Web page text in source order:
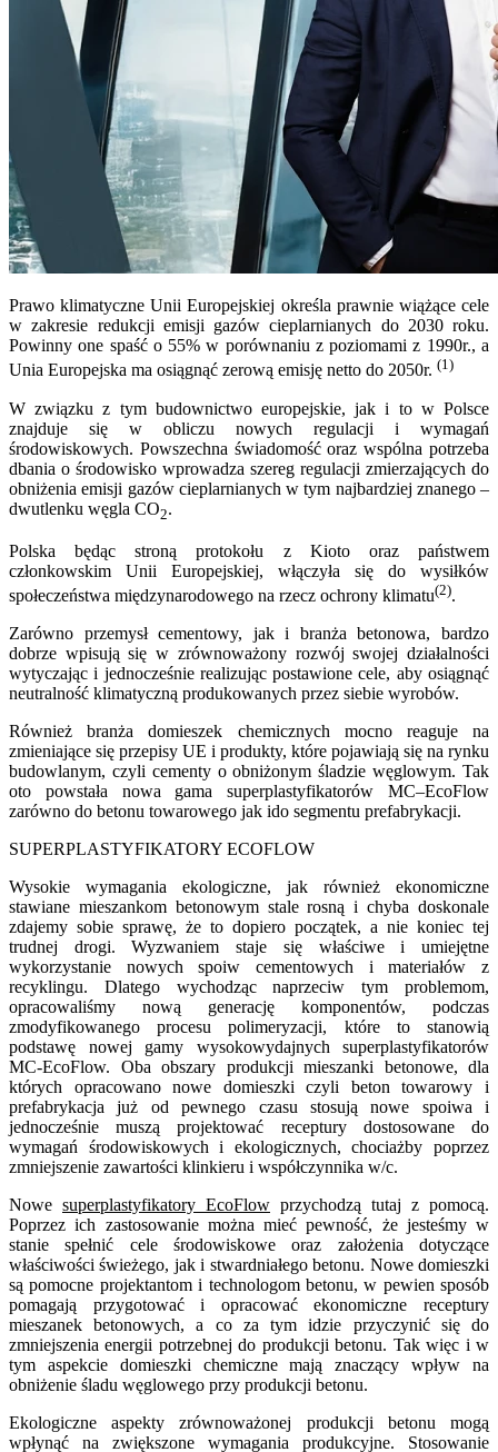
Prawo klimatyczne Unii Europejskiej określa prawnie wiążące cele
w zakresie redukcji emisji gazów cieplarnianych do 2030 roku.
Powinny one spaść o 55% w porównaniu z poziomami z 1990r., a
Unia Europejska ma osiągnąć zerową emisję netto do 2050r. (1)
W związku z tym budownictwo europejskie, jak i to w Polsce
znajduje się w obliczu nowych regulacji i wymagań
środowiskowych. Powszechna świadomość oraz wspólna potrzeba
dbania o środowisko wprowadza szereg regulacji zmierzających do
obniżenia emisji gazów cieplarnianych w tym najbardziej znanego –
dwutlenku węgla CO2.
Polska będąc stroną protokołu z Kioto oraz państwem
członkowskim Unii Europejskiej, włączyła się do wysiłków
społeczeństwa międzynarodowego na rzecz ochrony klimatu(2).
Zarówno przemysł cementowy, jak i branża betonowa, bardzo
dobrze wpisują się w zrównoważony rozwój swojej działalności
wytyczając i jednocześnie realizując postawione cele, aby osiągnąć
neutralność klimatyczną produkowanych przez siebie wyrobów.
Również branża domieszek chemicznych mocno reaguje na
zmieniające się przepisy UE i produkty, które pojawiają się na rynku
budowlanym, czyli cementy o obniżonym śladzie węglowym. Tak
oto powstała nowa gama superplastyfikatorów MC–EcoFlow
zarówno do betonu towarowego jak ido segmentu prefabrykacji.
SUPERPLASTYFIKATORY ECOFLOW
Wysokie wymagania ekologiczne, jak również ekonomiczne
stawiane mieszankom betonowym stale rosną i chyba doskonale
zdajemy sobie sprawę, że to dopiero początek, a nie koniec tej
trudnej drogi. Wyzwaniem staje się właściwe i umiejętne
wykorzystanie nowych spoiw cementowych i materiałów z
recyklingu. Dlatego wychodząc naprzeciw tym problemom,
opracowaliśmy nową generację komponentów, podczas
zmodyfikowanego procesu polimeryzacji, które to stanowią
podstawę nowej gamy wysokowydajnych superplastyfikatorów
MC-EcoFlow. Oba obszary produkcji mieszanki betonowe, dla
których opracowano nowe domieszki czyli beton towarowy i
prefabrykacja już od pewnego czasu stosują nowe spoiwa i
jednocześnie muszą projektować receptury dostosowane do
wymagań środowiskowych i ekologicznych, chociażby poprzez
zmniejszenie zawartości klinkieru i współczynnika w/c.
Nowe superplastyfikatory EcoFlow przychodzą tutaj z pomocą.
Poprzez ich zastosowanie można mieć pewność, że jesteśmy w
stanie spełnić cele środowiskowe oraz założenia dotyczące
właściwości świeżego, jak i stwardniałego betonu. Nowe domieszki
są pomocne projektantom i technologom betonu, w pewien sposób
pomagają przygotować i opracować ekonomiczne receptury
mieszanek betonowych, a co za tym idzie przyczynić się do
zmniejszenia energii potrzebnej do produkcji betonu. Tak więc i w
tym aspekcie domieszki chemiczne mają znaczący wpływ na
obniżenie śladu węglowego przy produkcji betonu.
Ekologiczne aspekty zrównoważonej produkcji betonu mogą
wpłynąć na zwiększone wymagania produkcyjne. Stosowanie